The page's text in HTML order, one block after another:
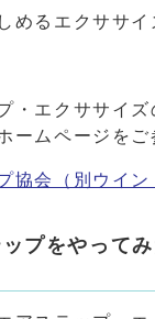
めるエクササイ
・エクササイ
ームページをご
協会 （別ウイ
プをやって